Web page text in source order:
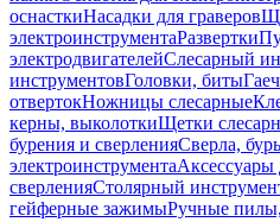
оснасткиНасадки для граверов
электроинструментаРазвертки
электродвигателейСлесарный
инструментовГоловки, биты
отвертокНожницы слесарные
керны, выколоткиЩетки
бурения и сверленияСверла,
электроинструментаАксессуары
сверленияСтолярный
гейферные зажимыРучные